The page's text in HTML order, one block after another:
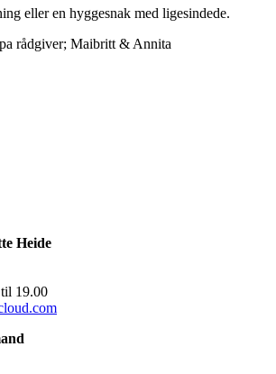
eller en hyggesnak med ligesindede.
rådgiver; Maibritt & Annita
Heide
19.00